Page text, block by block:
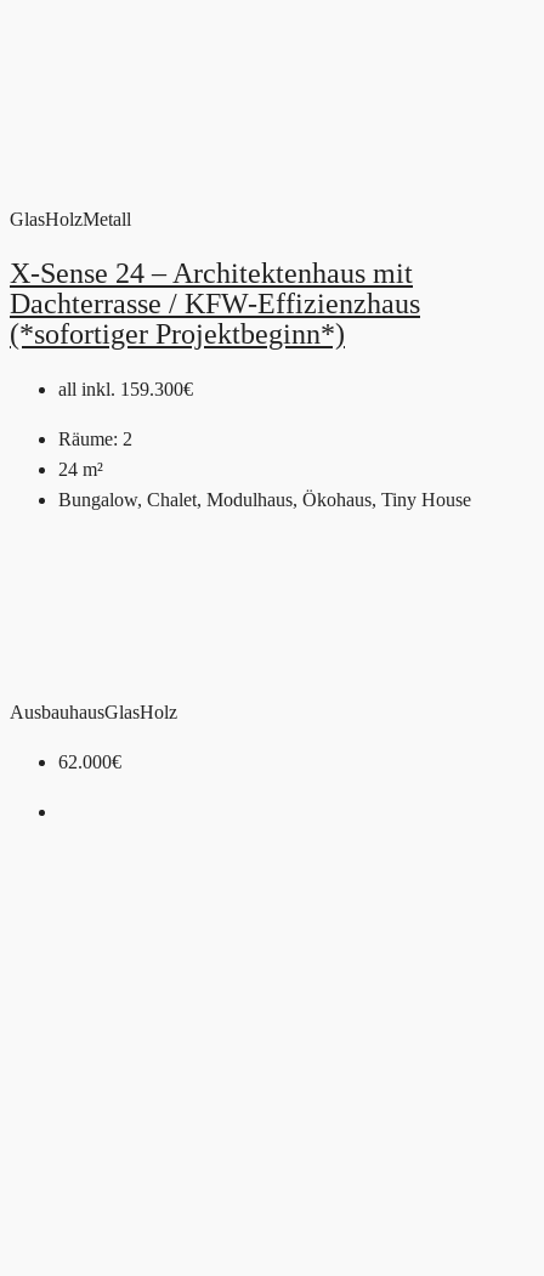
GlasHolzMetall
X-Sense 24 – Architektenhaus mit
Dachterrasse / KFW-Effizienzhaus
(*sofortiger Projektbeginn*)
all inkl. 159.300€
Räume: 2
24 m²
Bungalow, Chalet, Modulhaus, Ökohaus, Tiny House
AusbauhausGlasHolz
62.000€